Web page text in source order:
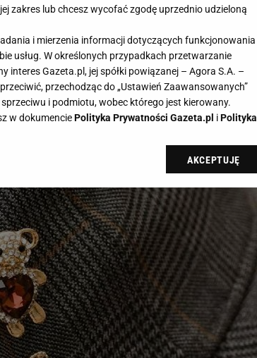
odmieniające nawet najprostszy strój. W
dominujące w aktualnych kolekcjach.
podkreśli twój styl.
zakres lub chcesz wycofać zgodę uprzednio udzieloną
i mierzenia informacji dotyczących funkcjonowania
usług. W określonych przypadkach przetwarzanie
Gazeta.pl, jej spółki powiązanej – Agora S.A. –
przechodząc do „Ustawień Zaawansowanych”
i podmiotu, wobec którego jest kierowany.
w dokumenciePolityka Prywatności Gazeta.pl iPolityka
plików cookie Gazeta.pl sp. z o.o., jej
preferencjami dot. przetwarzania danych poprzez
do „Ustawień Zaawansowanych”. Zmiana ustawień
osobowe w następujących celach:
charakterystyki urządzenia do celów identyfikacji.
reklamy i treści, pomiar reklam i treści,
AKCEPTUJĘ